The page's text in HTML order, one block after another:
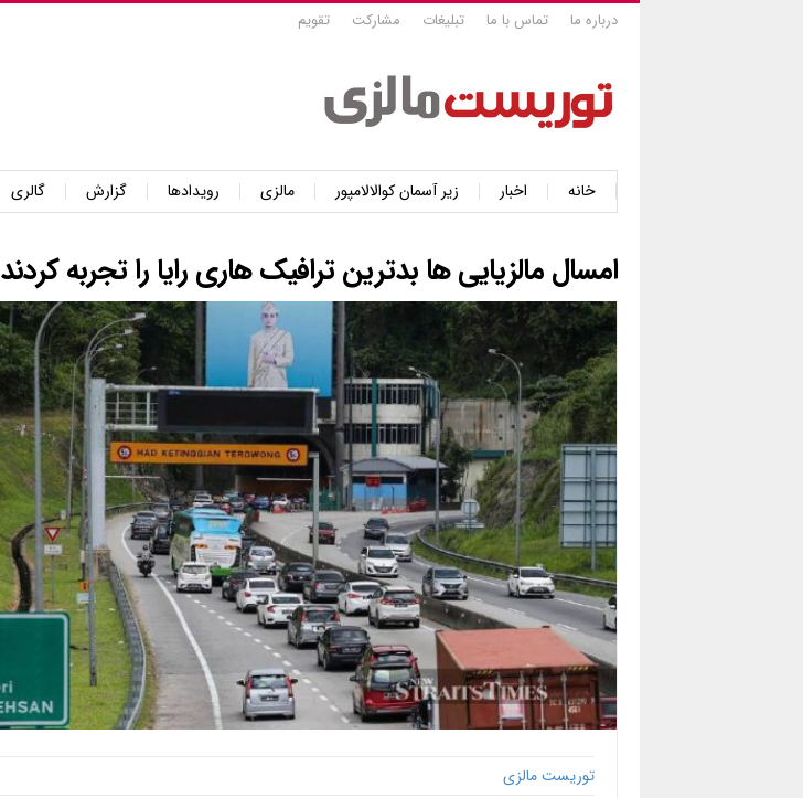
درباره ما تماس با ما تبلیغات مشارکت تقویم
خانه اخبار زیر آسمان کوالالامپور مالزی رویدادها گزارش گالری
امسال مالزیایی ها بدترین ترافیک هاری رایا را تجربه کردند
توریست مالزی